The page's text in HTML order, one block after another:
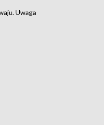
Uwaga